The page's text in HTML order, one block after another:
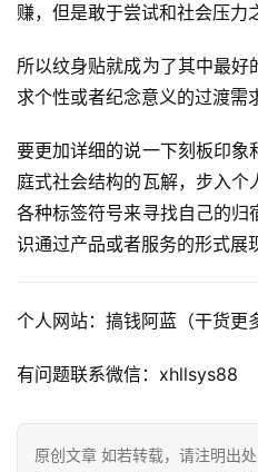
会
员
专
赚，但是敢于尝试和社会压力
所以纹身贴就成为了其中最
求个性或者纪念意义的过渡需
要更加详细的说一下刻板印象
庭式社会结构的瓦解，步入
各种标签符号来寻找自己的
识通过产品或者服务的形式展
个人网站：搞钱阿蓝（干货更
有问题联系微信：xhllsys88
原创文章 如若转载，请注明出处